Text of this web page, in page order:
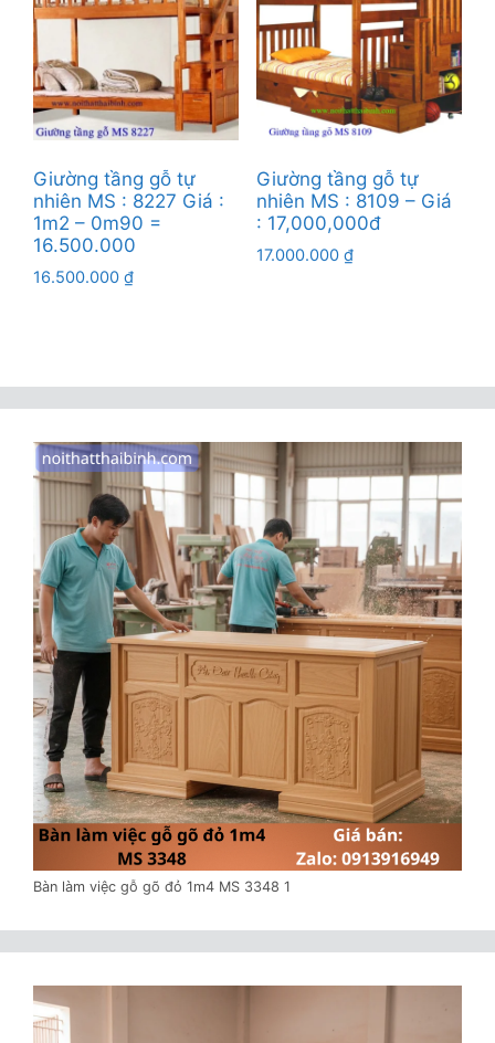
Giường tầng gỗ tự
nhiên MS : 8227 Giá :
1m2 – 0m90 =
16.500.000
16.500.000 ₫
Giường tầng gỗ tự
nhiên MS : 8109 – Giá
: 17,000,000đ
17.000.000 ₫
Bàn làm việc gỗ gõ đỏ 1m4 MS 3348 1